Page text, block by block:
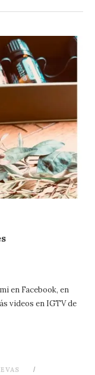
en Facebook, en
videos en IGTV de